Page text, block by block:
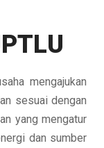
mengajukan
sesuai dengan
yang mengatur
dan sumber